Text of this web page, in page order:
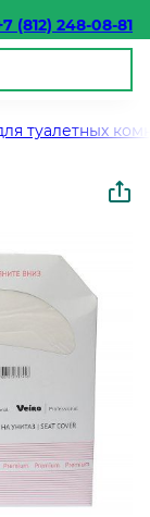
(812) 248-08-81
туалетных